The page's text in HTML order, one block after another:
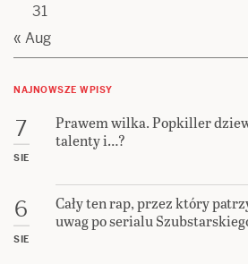
31
« Aug
NAJNOWSZE WPISY
7
SIE
Prawem wilka. Popkiller
talenty i…?
6
SIE
Cały ten rap, przez który
uwag po serialu